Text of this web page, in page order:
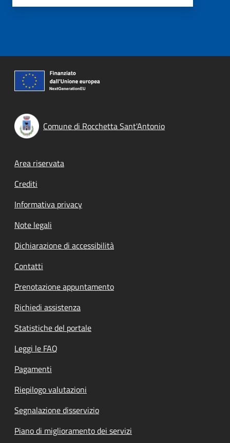
Comune di Rocchetta Sant'Antonio
Footer menu
Area riservata
Crediti
Informativa privacy
Note legali
Dichiarazione di accessibilità
Contatti
Prenotazione appuntamento
Richiedi assistenza
Statistiche del portale
Leggi le FAQ
Pagamenti
Riepilogo valutazioni
Segnalazione disservizio
Piano di miglioramento dei servizi